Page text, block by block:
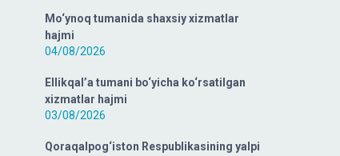
Mo‘ynoq tumanida shaxsiy xizmatlar
hajmi
04/08/2026
Ellikqal’a tumani bo‘yicha ko‘rsatilgan
xizmatlar hajmi
03/08/2026
Qoraqalpog‘iston Respublikasining yalpi